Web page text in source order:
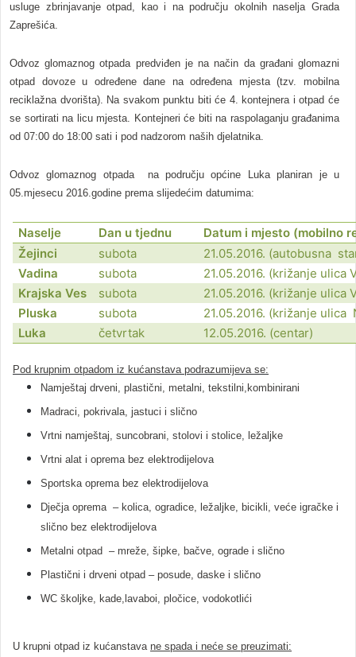
usluge zbrinjavanje otpad, kao i na području okolnih naselja Grada
Zaprešića.
Odvoz glomaznog otpada predviđen je na način da građani glomazni
otpad dovoze u određene dane na određena mjesta (tzv. mobilna
reciklažna dvorišta). Na svakom punktu biti će 4. kontejnera i otpad će
se sortirati na licu mjesta. Kontejneri će biti na raspolaganju građanima
od 07:00 do 18:00 sati i pod nadzorom naših djelatnika.
Odvoz glomaznog otpada na području općine Luka planiran je u
05.mjesecu 2016.godine prema slijedećim datumima:
Naselje Dan u tjednu
Datum i mjesto (mobilno
Žejinci
subota
21.05.2016. (autobusna
Vadina
subota
21.05.2016. (križanje ulica
Krajska Ves
subota
21.05.2016. (križanje ulica
Pluska
subota
21.05.2016. (križanje ulica
Luka
četvrtak 12.05.2016. (centar)
Pod krupnim otpadom iz kućanstava podrazumijeva se:
Namještaj drveni, plastični, metalni, tekstilni,kombinirani
Madraci, pokrivala, jastuci i slično
Vrtni namještaj, suncobrani, stolovi i stolice, ležaljke
Vrtni alat i oprema bez elektrodijelova
Sportska oprema bez elektrodijelova
Dječja oprema – kolica, ogradice, ležaljke, bicikli, veće igračke i
slično bez elektrodijelova
Metalni otpad – mreže, šipke, bačve, ograde i slično
Plastični i drveni otpad – posude, daske i slično
WC školjke, kade,lavaboi, pločice, vodokotlići
U krupni otpad iz kućanstava ne spada i neće se preuzimati: